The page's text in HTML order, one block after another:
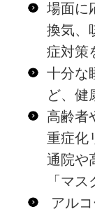
場面に
換気、
症対策
十分な
ど、健
高齢者
重症化
通院や
「マ
アル